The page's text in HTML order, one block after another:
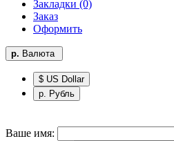
Закладки (0)
Заказ
Оформить
р. Валюта
$ US Dollar
р. Рубль
Ваше имя: